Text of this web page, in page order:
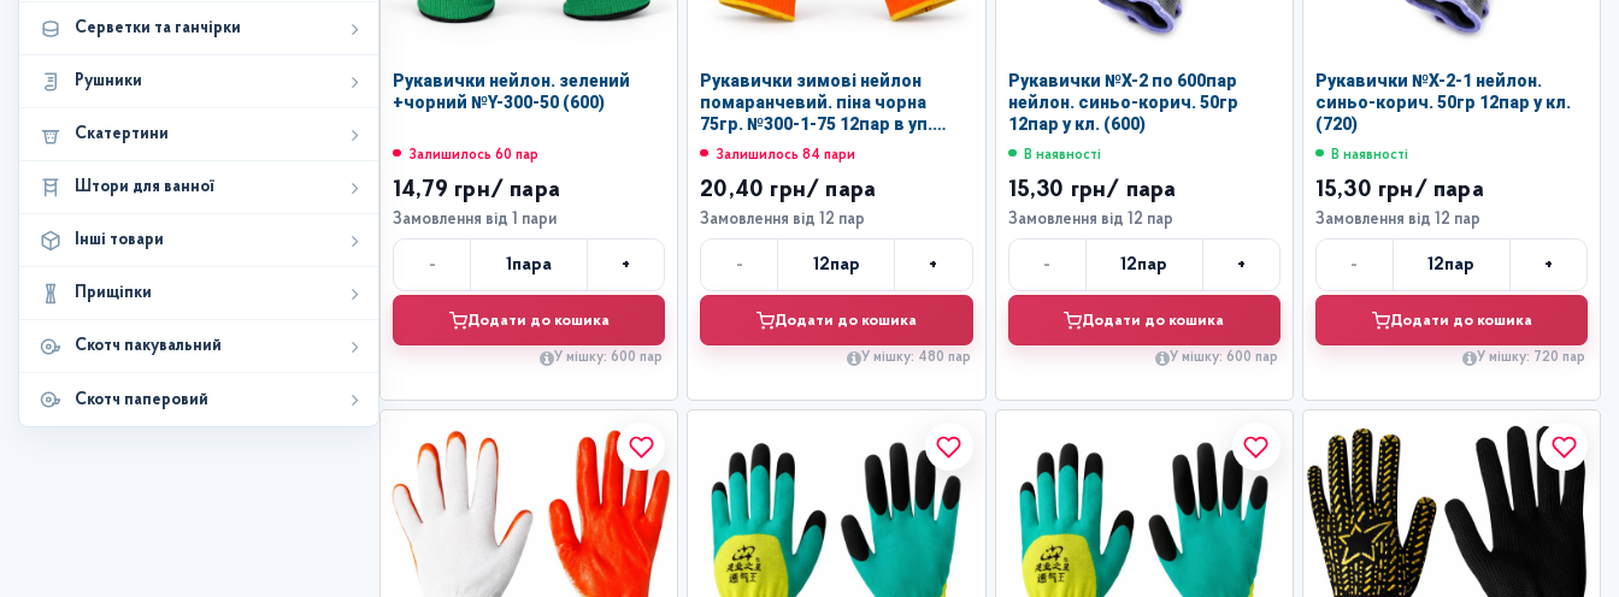
Серветки та ганчірки
Рушники
Скатертини
Штори для ванної
Інші товари
Прищіпки
Скотч пакувальний
Скотч паперовий
Рукавички нейлон. зелений
+чорний №Y-300-50 (600)
Залишилось 60 пар
14,79 грн/ пара
Замовлення від 1 пари
-
Кількість
1 пара +
Додати до кошика
У мішку: 600 пар
Рукавички зимові нейлон
помаранчевий. піна чорна
75гр. №300-1-75 12пар в уп.
(480)Залишилось 84 пари
20,40 грн/ пара
Замовлення від 12 пар
-
Кількість
12пар +
Додати до кошика
У мішку: 480 пар
Рукавички №Х-2 по 600пар
нейлон. синьо-корич. 50гр
12пар у кл. (600)
В наявності
15,30 грн/ пара
Замовлення від 12 пар
-
Кількість
12пар +
Додати до кошика
У мішку: 600 пар
Рукавички №Х-2-1 нейлон.
синьо-корич. 50гр 12пар у кл.
(720)
В наявності
15,30 грн/ пара
Замовлення від 12 пар
-
Кількість
12пар +
Додати до кошика
У мішку: 720 пар